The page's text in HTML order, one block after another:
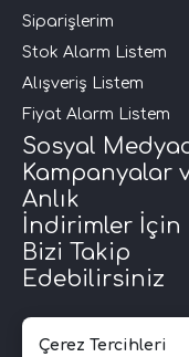
Siparişlerim
Stok Alarm Listem
Alışveriş Listem
Fiyat Alarm Listem
Sosyal
Kampanyalar
Anlık
İndirimler İçin
Bizi Takip
Edebilirsiniz
Çerez Tercihleri